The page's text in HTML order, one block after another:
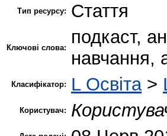
Тип ресурсу: Стаття
Ключові слова:
подкаст,
навчання,
Класифікатор: L Освіта>
Користувач: